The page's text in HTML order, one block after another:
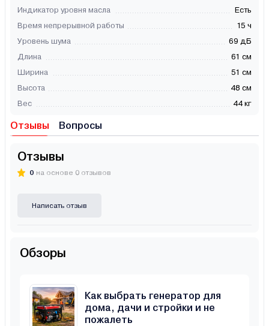
Индикатор уровня масла
Есть
Время непрерывной работы
15 ч
Уровень шума
69 дБ
Длина
61 см
Ширина
51 см
Высота
48 см
Вес
44 кг
Отзывы Вопросы
Отзывы
0 на основе 0 отзывов
Написать отзыв
Обзоры
Как выбрать генератор для
дома, дачи и стройки и не
пожалеть